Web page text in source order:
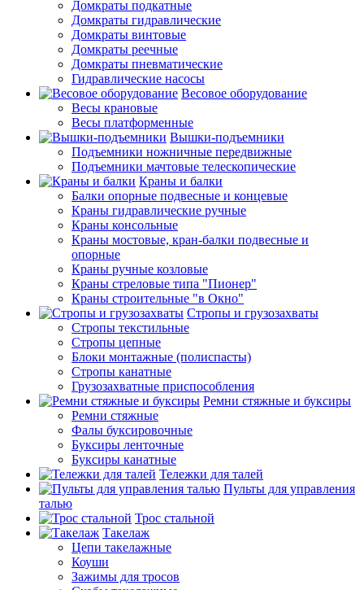
Домкраты подкатные
Домкраты гидравлические
Домкраты винтовые
Домкраты реечные
Домкраты пневматические
Гидравлические насосы
Весовое оборудование
Весы крановые
Весы платформенные
Вышки-подъемники
Подъемники ножничные передвижные
Подъемники мачтовые телескопические
Краны и балки
Балки опорные подвесные и концевые
Краны гидравлические ручные
Краны консольные
Краны мостовые, кран-балки подвесные и
опорные
Краны ручные козловые
Краны стреловые типа "Пионер"
Краны строительные "в Окно"
Стропы и грузозахваты
Стропы текстильные
Стропы цепные
Блоки монтажные (полиспасты)
Стропы канатные
Грузозахватные приспособления
Ремни стяжные и буксиры
Ремни стяжные
Фалы буксировочные
Буксиры ленточные
Буксиры канатные
Тележки для талей
Пульты для управления
талью
Трос стальной
Такелаж
Цепи такелажные
Коуши
Зажимы для тросов